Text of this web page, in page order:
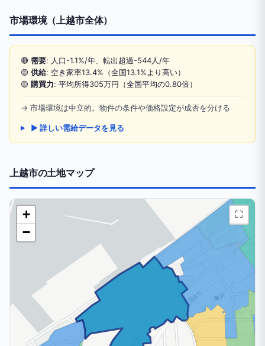
市場環境（上越市全体）
🔴 需要: 人口-1.1%/年、転出超過-544人/年
🟡 供給: 空き家率13.4%（全国13.1%より高い）
🟡 購買力: 平均所得305万円（全国平均の0.80倍）
→ 市場環境は中立的。物件の条件や価格設定が成否を分ける
▶ 詳しい需給データを見る
上越市の土地マップ
+
−
⛶